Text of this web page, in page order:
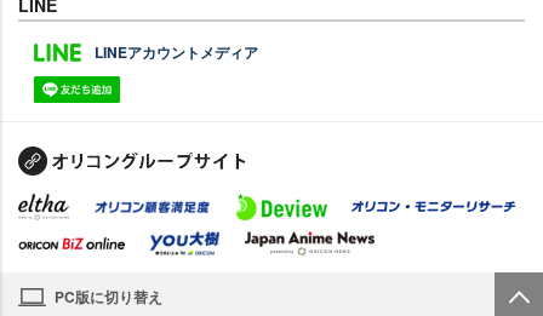
LINEアカウントメディア
PC版に切り替え